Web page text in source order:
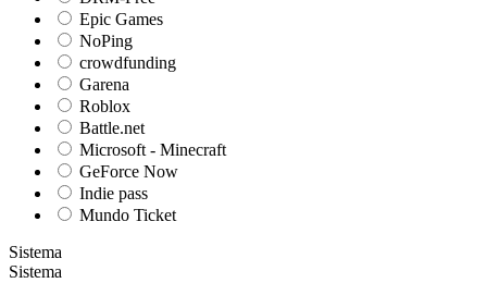
Epic Games
NoPing
crowdfunding
Garena
Roblox
Battle.net
Microsoft - Minecraft
GeForce Now
Indie pass
Mundo Ticket
Sistema
Sistema